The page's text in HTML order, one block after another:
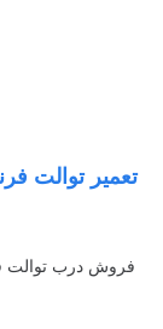
تعمیر توالت
فروش درب توالت